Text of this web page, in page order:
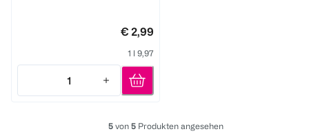
€ 2,99
1 l 9,97
1
Quantity: 1
5 von5 Produkten angesehen